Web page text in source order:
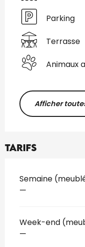
Parking
Terrasse
Animaux
Afficher
Tarifs
Tarifs 2026
Semaine
—
Week-end
—